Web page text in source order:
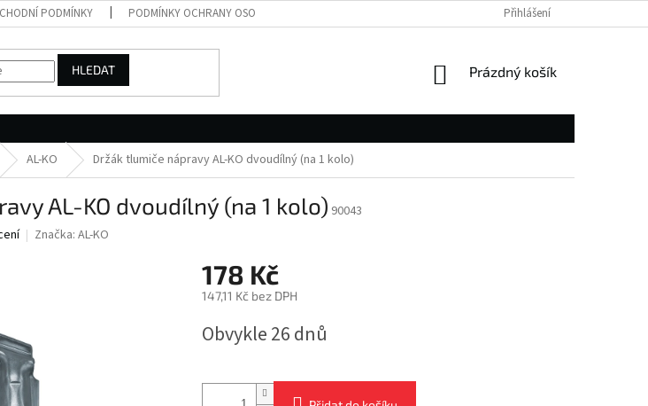
PODMÍNKY PODMÍNKY OCHRANY OSOBNÍCH ÚDAJŮ Přihlášení
HLEDAT
NÁKUPNÍ
Prázdný košík
AL-KO Držák tlumiče nápravy AL-KO dvoudílný (na 1 kolo)
AL-KO dvoudílný (na 1 kolo) 90043
Značka: AL-KO
178 Kč
147,11 Kč bez DPH
cena:
Obvykle 26 dnů